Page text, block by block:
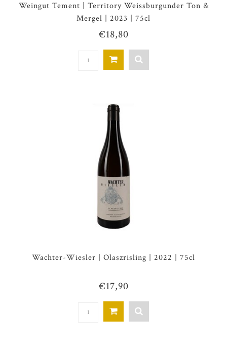
Weingut Tement | Territory Weissburgunder Ton &
Mergel | 2023 | 75cl
€18,80
Wachter-Wiesler | Olaszrisling | 2022 | 75cl
€17,90